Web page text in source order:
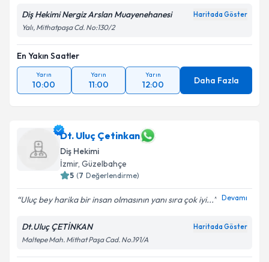
Diş Hekimi Nergiz Arslan Muayenehanesi Haritada Göster
Yalı, Mithatpaşa Cd. No:130/2
En Yakın Saatler
Yarın
10:00
Yarın
11:00
Yarın
12:00 Daha Fazla
Dt. Uluç Çetinkan
Diş Hekimi
İzmir, Güzelbahçe
5 (7 Değerlendirme)
Uluç bey harika bir insan olmasının yanı sıra çok iyi... Devamı
Dt.Uluç ÇETİNKAN Haritada Göster
Maltepe Mah. Mithat Paşa Cad. No.191/A